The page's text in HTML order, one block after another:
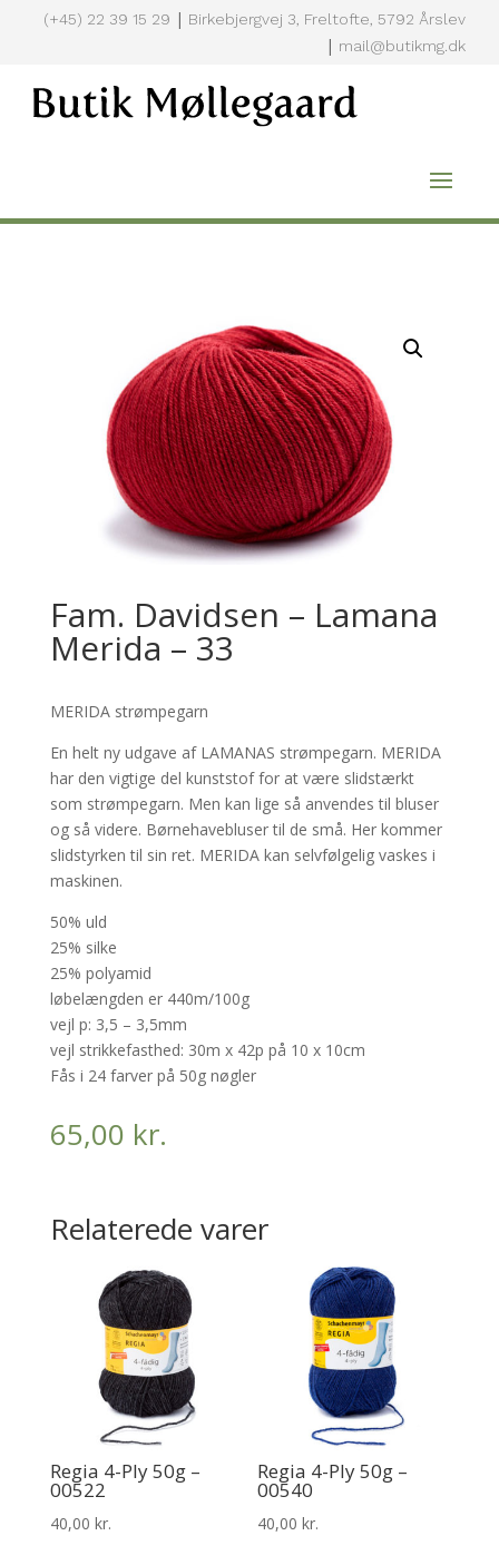
(+45) 22 39 15 29 | Birkebjergvej 3, Freltofte, 5792 Årslev
| mail@butikmg.dk
Fam. Davidsen – Lamana
Merida – 33
MERIDA strømpegarn
En helt ny udgave af LAMANAS strømpegarn. MERIDA
har den vigtige del kunststof for at være slidstærkt
som strømpegarn. Men kan lige så anvendes til bluser
og så videre. Børnehavebluser til de små. Her kommer
slidstyrken til sin ret. MERIDA kan selvfølgelig vaskes i
maskinen.
50% uld
25% silke
25% polyamid
løbelængden er 440m/100g
vejl p: 3,5 – 3,5mm
vejl strikkefasthed: 30m x 42p på 10 x 10cm
Fås i 24 farver på 50g nøgler
65,00 kr.
Relaterede varer
Regia 4-Ply 50g –
00522
40,00 kr.
Regia 4-Ply 50g –
00540
40,00kr.